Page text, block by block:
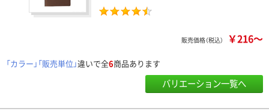
販売価格（税込） ￥216～
「カラー」「販売単位」違いで全6商品あります
バリエーション一覧へ